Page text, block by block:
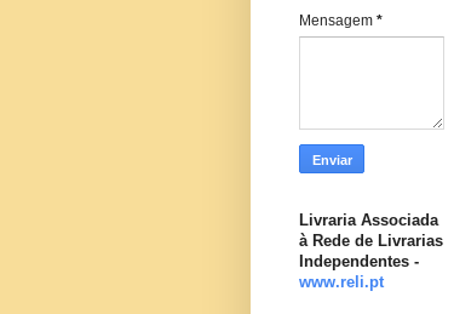
Mensagem *
Livraria Associada
à Rede de Livrarias
Independentes -
www.reli.pt